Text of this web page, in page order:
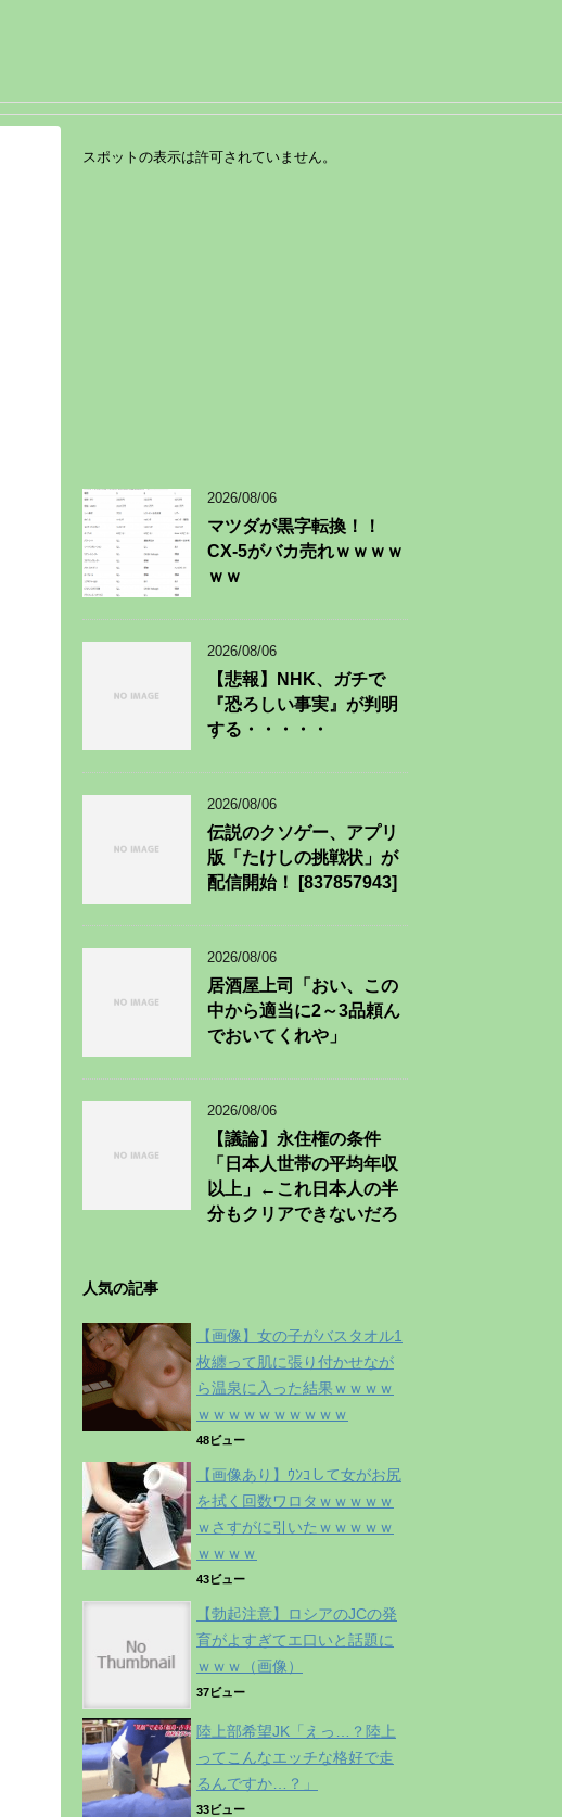
2026/08/06
マツダが黒字転換！！
CX-5がバカ売れｗｗｗｗ
ｗｗ
2026/08/06
【悲報】NHK、ガチで
『恐ろしい事実』が判明
する・・・・・
2026/08/06
伝説のクソゲー、アプリ
版「たけしの挑戦状」が
配信開始！ [837857943]
2026/08/06
居酒屋上司「おい、この
中から適当に2～3品頼ん
でおいてくれや」
2026/08/06
【議論】永住権の条件
「日本人世帯の平均年収
以上」←これ日本人の半
分もクリアできないだろ
人気の記事
【画像】女の子がバスタオル1
枚纏って肌に張り付かせなが
ら温泉に入った結果ｗｗｗｗ
ｗｗｗｗｗｗｗｗｗｗ
48ビュー
【画像あり】ｳﾝｺして女がお尻
を拭く回数ワロタｗｗｗｗｗ
ｗさすがに引いたｗｗｗｗｗ
ｗｗｗｗ
43ビュー
【勃起注意】ロシアのJCの発
育がよすぎてエ口いと話題に
ｗｗｗ（画像）
37ビュー
陸上部希望JK「えっ…？陸上
ってこんなエッチな格好で走
るんですか…？」
33ビュー